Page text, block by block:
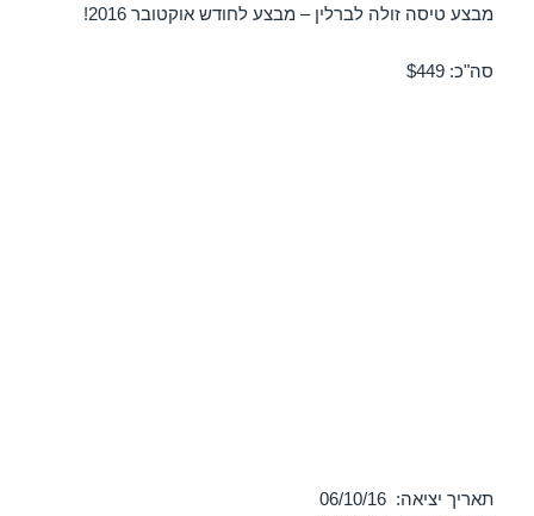
מבצע טיסה זולה לברלין – מבצע לחודש אוקטובר 2016!
סה"כ: $449
תאריך יציאה: 06/10/16